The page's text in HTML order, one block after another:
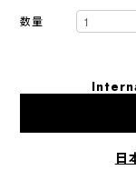
数量
日